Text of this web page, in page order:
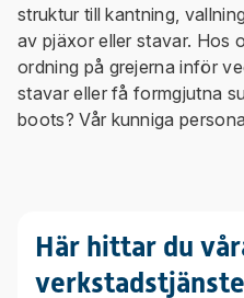
struktur till kantning,
av pjäxor eller stavar. Hos
ordning på grejerna inför
stavar eller få formgjutna
boots? Vår kunniga
Här hittar du